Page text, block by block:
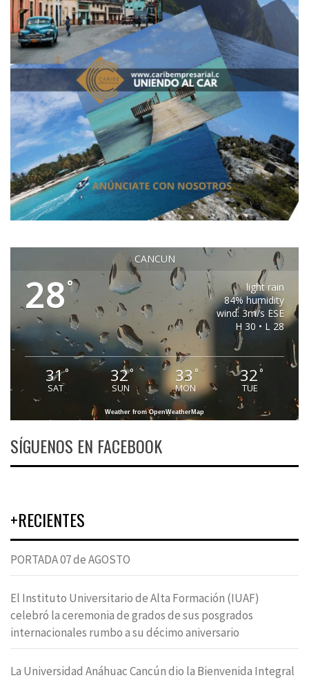
CANCUN
28°
light rain
84% humidity
wind: 3m/s ESE
H 30 • L 28
31°
SAT
32°
SUN
33 °
MON
32°
TUE
Weather from OpenWeatherMap
SÍGUENOS EN FACEBOOK
+RECIENTES
PORTADA 07 de AGOSTO
El Instituto Universitario de Alta Formación (IUAF)
celebró la ceremonia de grados de sus posgrados
internacionales rumbo a su décimo aniversario
La Universidad Anáhuac Cancún dio la Bienvenida Integral